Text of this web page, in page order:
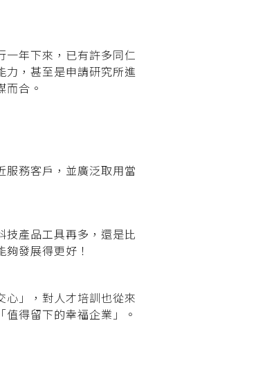
一年下來，已有許多同仁
，甚至是申請研究所進
合。
務客戶，並廣泛取用當
產品工具再多，還是比
發展得更好！
心」，對人才培訓也從來
得留下的幸福企業」。